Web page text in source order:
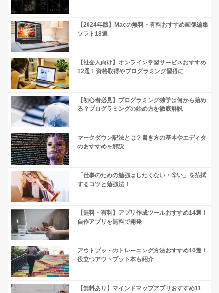
【2024年版】Macの無料・有料おすすめ画像編集
ソフト18選
【社会人向け】オンライン学習サービスおすすめ
12選！資格取得やプログラミング習得に
【初心者必見】プログラミング独学は何から始め
る？プログラミングの始め方を徹底解説
マークダウン記法とは？書き方の基本やエディタ
のおすすめを解説
「仕事のための勉強はしたくない・辛い」を払拭
するコツと勉強法！
【無料・有料】アプリ作成ツールおすすめ14選！
自作アプリを無料で開発
アウトプットのトレーニング方法おすすめ10選！
役立つアウトプット本も紹介
【無料あり】マインドマップアプリおすすめ11